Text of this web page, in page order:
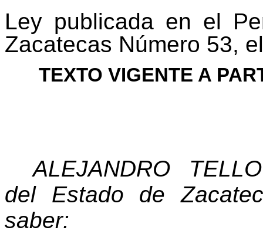
Ley publicada en el
Zacatecas Número 53,
TEXTO VIGENTE A
ALEJANDRO
TELLO
del
Estado de
saber: